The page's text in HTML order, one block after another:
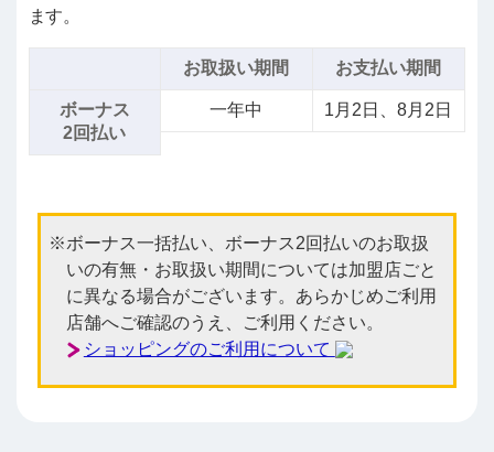
ます。
お取扱い期間 お支払い期間
ボーナス
2回払い
一年中 1月2日、8月2日
ボーナス一括払い、ボーナス2回払いのお取扱
いの有無・お取扱い期間については加盟店ごと
に異なる場合がございます。あらかじめご利用
店舗へご確認のうえ、ご利用ください。
ショッピングのご利用について